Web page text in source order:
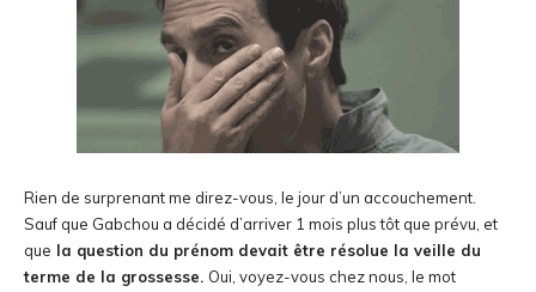
Rien de surprenant me direz-vous, le jour d’un accouchement.
Sauf que Gabchou a décidé d’arriver 1 mois plus tôt que prévu, et
que la question du prénom devait être résolue la veille du
terme de la grossesse. Oui, voyez-vous chez nous, le mot